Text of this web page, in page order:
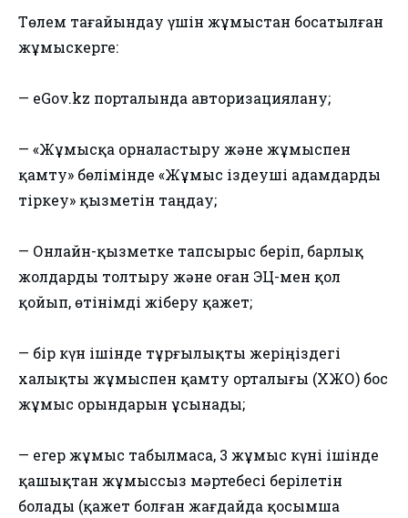
Төлем тағайындау үшін жұмыстан босатылған
жұмыскерге:
— eGov.kz порталында авторизациялану;
— «Жұмысқа орналастыру және жұмыспен
қамту» бөлімінде «Жұмыс іздеуші адамдарды
тіркеу» қызметін таңдау;
— Онлайн-қызметке тапсырыс беріп, барлық
жолдарды толтыру және оған ЭЦҚ-мен қол
қойып, өтінімді жіберу қажет;
— бір күн ішінде тұрғылықты жеріңіздегі
халықты жұмыспен қамту орталығы (ХЖҚО) бос
жұмыс орындарын ұсынады;
— егер жұмыс табылмаса, 3 жұмыс күні ішінде
қашықтан жұмыссыз мәртебесі берілетін
болады (қажет болған жағдайда қосымша